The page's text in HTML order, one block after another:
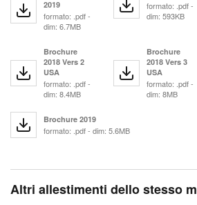
2019
formato: .pdf -
dim: 6.7MB
formato: .pdf -
dim: 593KB
Brochure
2018 Vers 2
USA
formato: .pdf -
dim: 8.4MB
Brochure
2018 Vers 3
USA
formato: .pdf -
dim: 8MB
Brochure 2019
formato: .pdf - dim: 5.6MB
Altri allestimenti dello stesso